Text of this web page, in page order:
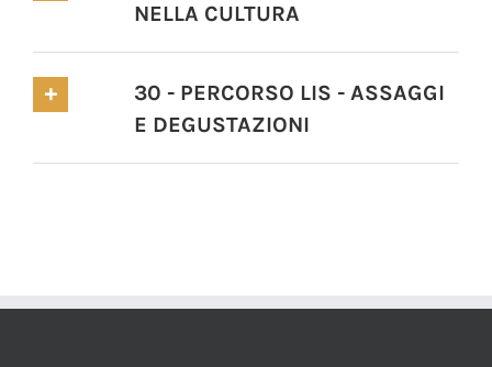
NELLA CULTURA
30 - PERCORSO LIS - ASSAGGI
E DEGUSTAZIONI